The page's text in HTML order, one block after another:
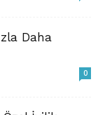
Daha
0